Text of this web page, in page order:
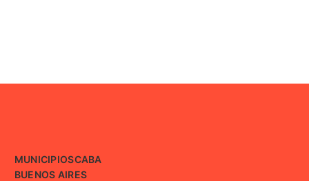
MUNICIPIOSCABA
BUENOS AIRES